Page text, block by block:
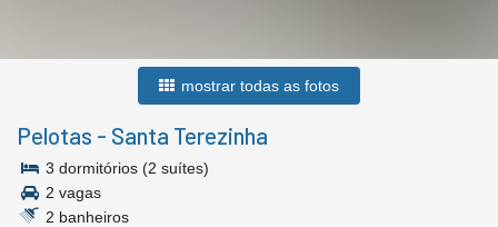
mostrar todas as fotos
Pelotas - Santa Terezinha
3 dormitórios (2 suítes)
2 vagas
2 banheiros